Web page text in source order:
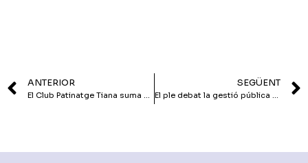
ANTERIOR
El Club Patinatge Tiana suma més experiència amb el campionat de Catalunya
SEGÜENT
El ple debat la gestió pública de l’aigua a Tiana